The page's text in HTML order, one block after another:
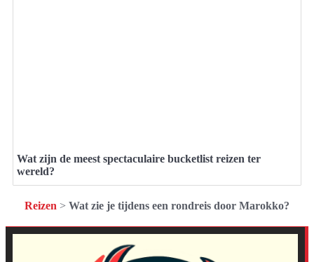
Wat zijn de meest spectaculaire bucketlist reizen ter
wereld?
Reizen > Wat zie je tijdens een rondreis door Marokko?